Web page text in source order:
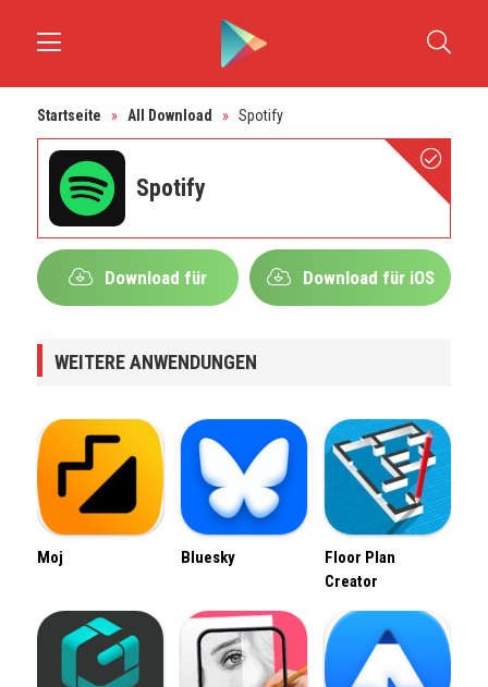
Startseite » All Download » Spotify
Spotify
Download für Download für iOS
WEITERE ANWENDUNGEN
Moj Bluesky
Floor Plan
Creator